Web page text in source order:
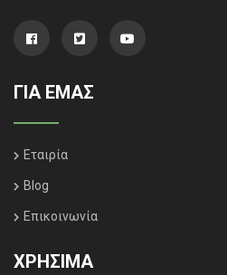
ΓΙΑ ΕΜΑΣ
Εταιρία
Blog
Επικοινωνία
ΧΡΗΣΙΜΑ